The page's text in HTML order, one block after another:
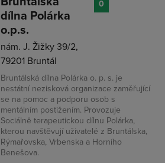
dílna Polárka
o.p.s.
nám. J. Žižky 39/2,
79201 Bruntál
Bruntálská dílna Polárka o. p. s. je
nestátní nezisková organizace zaměřující
se na pomoc a podporu osob s
mentálním postižením. Provozuje
Sociálně terapeutickou dílnu Polárka,
kterou navštěvují uživatelé z Bruntálska,
Rýmařovska, Vrbenska a Horního
Benešova.
0